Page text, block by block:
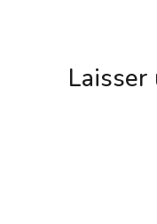
Laisser